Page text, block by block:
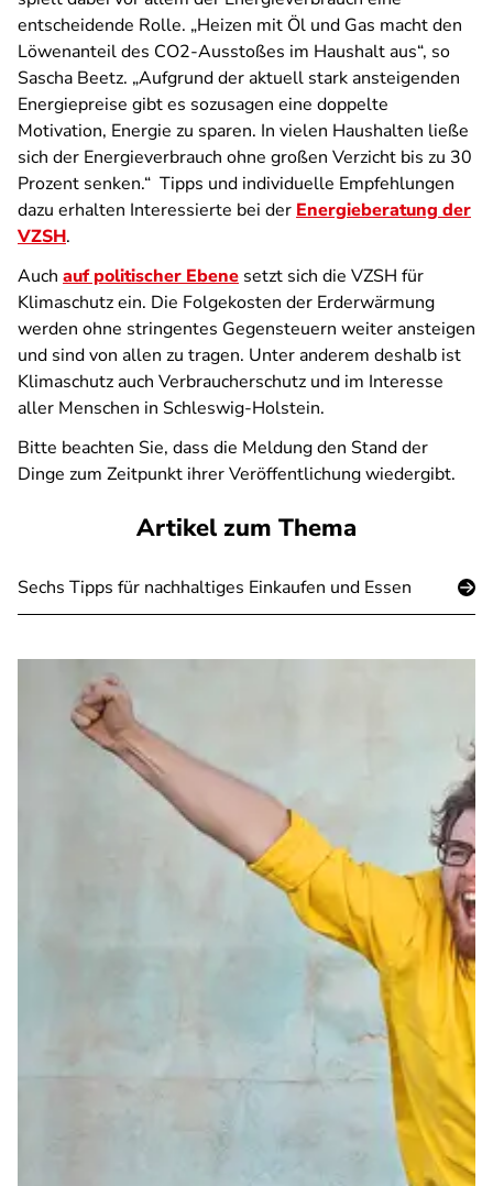
entscheidende Rolle. „Heizen mit Öl und Gas macht den
Löwenanteil des CO2-Ausstoßes im Haushalt aus“, so
Sascha Beetz. „Aufgrund der aktuell stark ansteigenden
Energiepreise gibt es sozusagen eine doppelte
Motivation, Energie zu sparen. In vielen Haushalten ließe
sich der Energieverbrauch ohne großen Verzicht bis zu 30
Prozent senken.“ Tipps und individuelle Empfehlungen
dazu erhalten Interessierte bei der Energieberatung der
VZSH.
Auch auf politischer Ebene setzt sich die VZSH für
Klimaschutz ein. Die Folgekosten der Erderwärmung
werden ohne stringentes Gegensteuern weiter ansteigen
und sind von allen zu tragen. Unter anderem deshalb ist
Klimaschutz auch Verbraucherschutz und im Interesse
aller Menschen in Schleswig-Holstein.
Bitte beachten Sie, dass die Meldung den Stand der
Dinge zum Zeitpunkt ihrer Veröffentlichung wiedergibt.
Artikel zum Thema
Sechs Tipps für nachhaltiges Einkaufen und Essen